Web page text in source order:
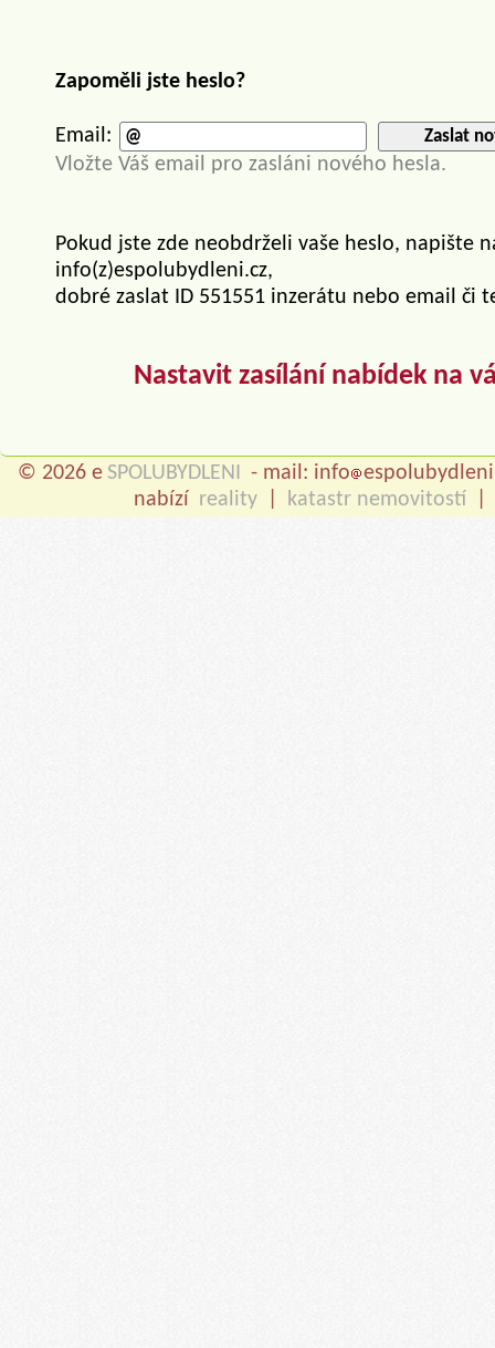
Zapoměli jste heslo?
Email: Zaslat
Vložte Váš email pro zasláni nového hesla.
Pokud jste zde neobdrželi vaše heslo, napište
info(z)espolubydleni.cz,
dobré zaslat ID 551551 inzerátu nebo email či
Nastavit zasílání nabídek na
© 2026 e SPOLUBYDLENI - mail: info
nabízí reality katastr nemovitostí